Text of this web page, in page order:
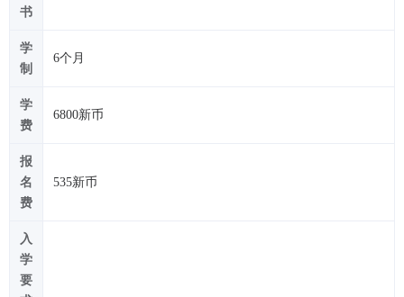
书
学
制
6个月
学
费
6800新币
报
名
费
535新币
入
学
要